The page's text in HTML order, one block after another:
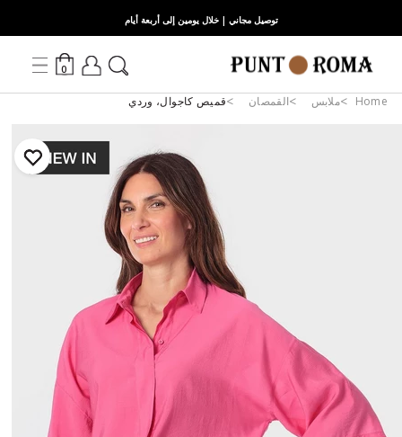
توصيل مجاني | خلال يومين إلى أربعة أيام
0
Home ملابس القمصان قميص كاجوال، وردي